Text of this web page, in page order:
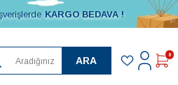
KARGO BEDAVA !
ARA
0